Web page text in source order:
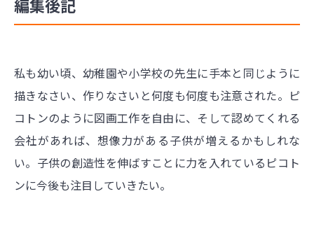
編集後記
私も幼い頃、幼稚園や小学校の先生に手本と同じように
描きなさい、作りなさいと何度も何度も注意された。ピ
コトンのように図画工作を自由に、そして認めてくれる
会社があれば、想像力がある子供が増えるかもしれな
い。子供の創造性を伸ばすことに力を入れているピコト
ンに今後も注目していきたい。